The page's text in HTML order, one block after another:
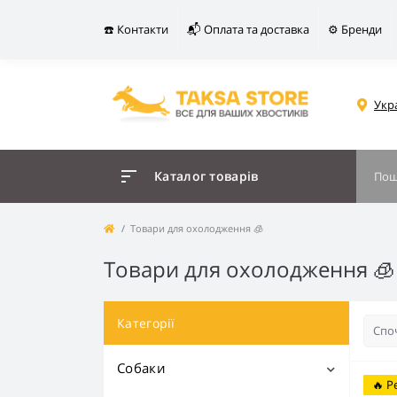
☎️ Контакти 📬 Оплата та доставка ⚙️ Бренди
Каталог товарів
Товари для охолодження 🧊
Товари для охолодження 🧊
Категорії
Собаки
🔥